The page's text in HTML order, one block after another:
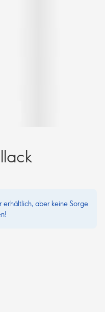
erhältlich, aber keine Sorge